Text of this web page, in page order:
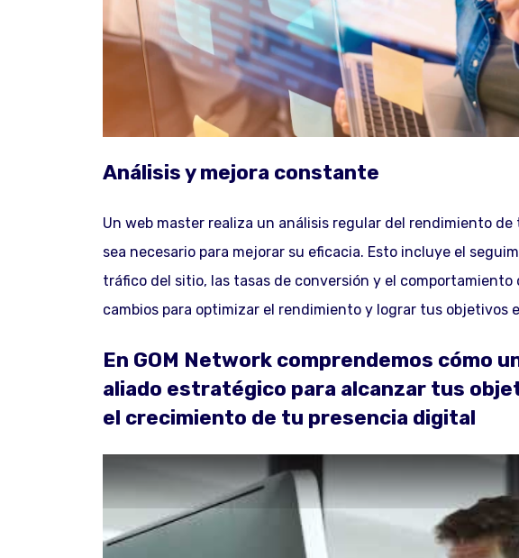
Análisis y mejora constante
Un web master realiza un análisis regular del rendimiento
sea necesario para mejorar su eficacia. Esto incluye el
tráfico del sitio, las tasas de conversión y el
cambios para optimizar el rendimiento y lograr tus objetivos
En GOM Network comprendemos cómo
aliado estratégico para alcanzar tus
el crecimiento de tu presencia digital